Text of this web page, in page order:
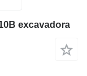
excavadora